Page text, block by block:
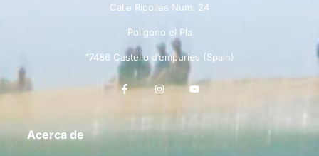
Calle Ripolles Num. 24
Polígono el Pla
17486 Castello d’empuries (Spain)
Acerca de